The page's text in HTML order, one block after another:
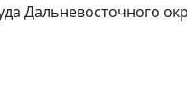
Дальневосточного